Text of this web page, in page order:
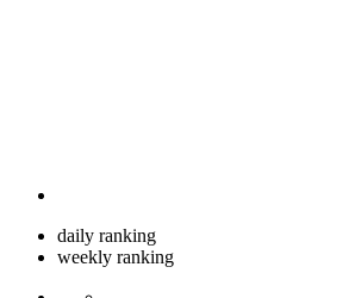
daily ranking
weekly ranking